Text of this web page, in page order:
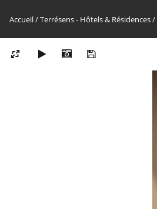
Accueil/Terrésens - Hôtels & Résidences/